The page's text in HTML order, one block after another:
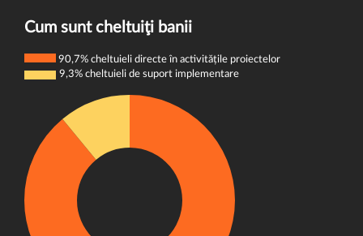
Politica de cookie-uri
Cum sunt cheltuiţi banii
90,7% cheltuieli directe în activitățile proiectelor
9,3% cheltuieli de suport implementare